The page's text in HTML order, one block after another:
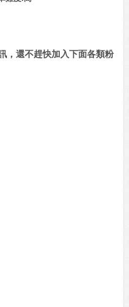
，還不趕快加入下面各類粉